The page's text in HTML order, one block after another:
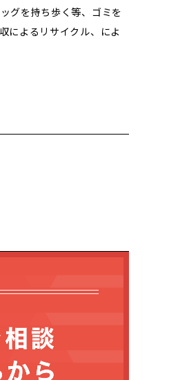
グを持ち歩く等、ゴミを
によるリサイクル、によ